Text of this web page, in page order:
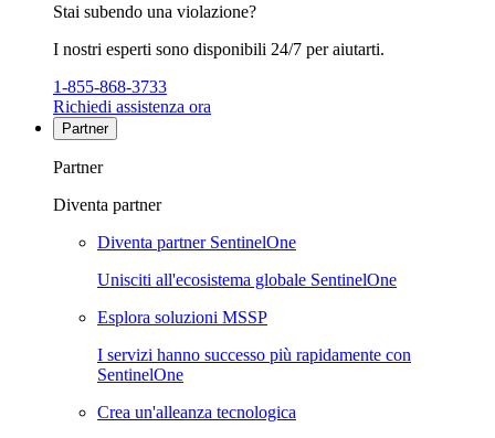
Stai subendo una violazione?
I nostri esperti sono disponibili 24/7 per aiutarti.
1-855-868-3733
Richiedi assistenza ora
Partner
Partner
Diventa partner
Diventa partner SentinelOne
Unisciti all'ecosistema globale SentinelOne
Esplora soluzioni MSSP
I servizi hanno successo più rapidamente con
SentinelOne
Crea un'alleanza tecnologica